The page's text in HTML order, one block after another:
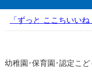
「ずっと ここちいい
幼稚園･保育園･認定こ